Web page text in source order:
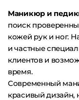
Маникюр и
поиск
кожей рук и ног.
и частные
клиентов и
время.
Современный
красивый дизайн,